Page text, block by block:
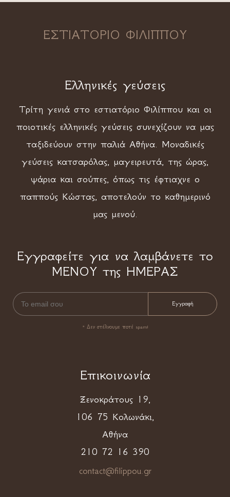
ΕΣΤΙΑΤΟΡΙΟ ΦΙΛΙΠΠΟΥ
Ελληνικές γεύσεις
Τρίτη γενιά στο εστιατόριο Φιλίππου και οι
ποιοτικές ελληνικές γεύσεις συνεχίζουν να μας
ταξιδεύουν στην παλιά Αθήνα. Μοναδικές
γεύσεις κατσαρόλας, μαγειρευτά, της ώρας,
ψάρια και σούπες, όπως τις έφτιαχνε ο
παππούς Κώστας, αποτελούν το καθημερινό
μας μενού.
Εγγραφείτε για να λαμβάνετε το
ΜΕΝΟΥ της ΗΜΕΡΑΣ
* Δεν στέλνουμε ποτέ spam!
Επικοινωνία
Ξενοκράτους 19,
106 75 Κολωνάκι,
Αθήνα
210 72 16 390
contact@filippou.gr